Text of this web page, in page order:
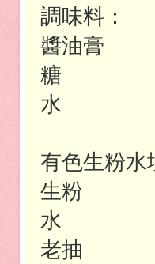
調味料：
醬油
糖
水
有色生粉水
生粉
水
老抽